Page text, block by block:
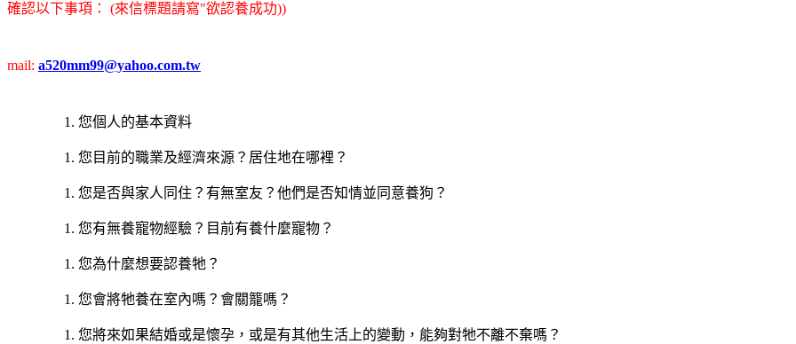
確認以下事項： (來信標題請寫"欲認養成功))
mail: a520mm99@yahoo.com.tw
您個人的基本資料
您目前的職業及經濟來源？居住地在哪裡？
您是否與家人同住？有無室友？他們是否知情並同意養狗？
您有無養寵物經驗？目前有養什麼寵物？
您為什麼想要認養牠？
您會將牠養在室內嗎？會關籠嗎？
您將來如果結婚或是懷孕，或是有其他生活上的變動，能夠對牠不離不棄嗎？